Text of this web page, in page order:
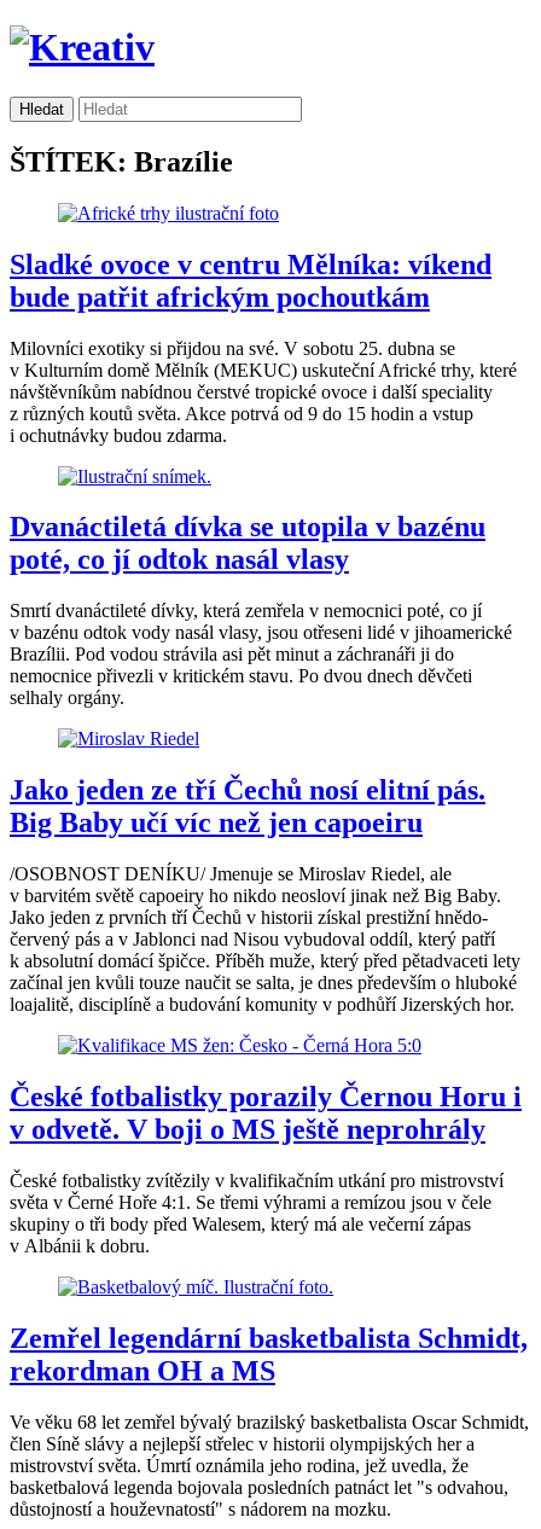
ŠTÍTEK: Brazílie
Sladké ovoce v centru Mělníka: víkend
bude patřit africkým pochoutkám
Milovníci exotiky si přijdou na své. V sobotu 25. dubna se
v Kulturním domě Mělník (MEKUC) uskuteční Africké trhy, které
návštěvníkům nabídnou čerstvé tropické ovoce i další speciality
z různých koutů světa. Akce potrvá od 9 do 15 hodin a vstup
i ochutnávky budou zdarma.
Dvanáctiletá dívka se utopila v bazénu
poté, co jí odtok nasál vlasy
Smrtí dvanáctileté dívky, která zemřela v nemocnici poté, co jí
v bazénu odtok vody nasál vlasy, jsou otřeseni lidé v jihoamerické
Brazílii. Pod vodou strávila asi pět minut a záchranáři ji do
nemocnice přivezli v kritickém stavu. Po dvou dnech děvčeti
selhaly orgány.
Jako jeden ze tří Čechů nosí elitní pás.
Big Baby učí víc než jen capoeiru
/OSOBNOST DENÍKU/ Jmenuje se Miroslav Riedel, ale
v barvitém světě capoeiry ho nikdo neosloví jinak než Big Baby.
Jako jeden z prvních tří Čechů v historii získal prestižní hnědo-
červený pás a v Jablonci nad Nisou vybudoval oddíl, který patří
k absolutní domácí špičce. Příběh muže, který před pětadvaceti lety
začínal jen kvůli touze naučit se salta, je dnes především o hluboké
loajalitě, disciplíně a budování komunity v podhůří Jizerských hor.
České fotbalistky porazily Černou Horu i
v odvetě. V boji o MS ještě neprohrály
České fotbalistky zvítězily v kvalifikačním utkání pro mistrovství
světa v Černé Hoře 4:1. Se třemi výhrami a remízou jsou v čele
skupiny o tři body před Walesem, který má ale večerní zápas
v Albánii k dobru.
Zemřel legendární basketbalista Schmidt,
rekordman OH a MS
Ve věku 68 let zemřel bývalý brazilský basketbalista Oscar Schmidt,
člen Síně slávy a nejlepší střelec v historii olympijských her a
mistrovství světa. Úmrtí oznámila jeho rodina, jež uvedla, že
basketbalová legenda bojovala posledních patnáct let "s odvahou,
důstojností a houževnatostí" s nádorem na mozku.